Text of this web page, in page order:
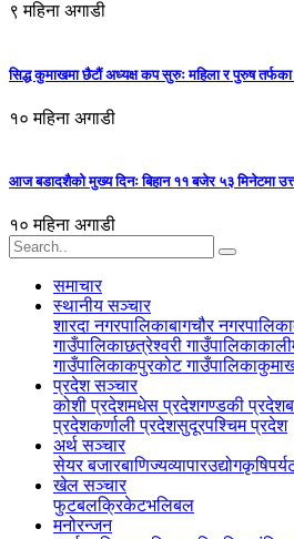
९ महिना अगाडी
सिद्ध कुमाखमा छैटौं अध्यक्ष कप सुरुः महिला र पुरुष तर्फका
१० महिना अगाडी
आज बडादशैको मुख्य दिनः बिहान ११ बजेर ५३ मिनेटमा
१० महिना अगाडी
समाचार
स्थानीय सञ्‍चार
शारदा नगरपालिकाबागचौर नगरपालिका
गाउँपालिकाछत्रेश्वरी गाउँपालिका
गाउँपालिकाकपुरकोट गाउँपालिका
प्रदेश सञ्‍चार
कोशी प्रदेशमधेस प्रदेशगण्डकी प्रदेश
प्रदेशकर्णाली प्रदेशसुदूरपश्चिम प्रदेश
अर्थ सञ्‍चार
सेयर बजारबाणिज्यव्यापारउद्योगकृषि
खेल सञ्‍चार
फुटबलक्रिकेटभलिबल
मनोरन्जन